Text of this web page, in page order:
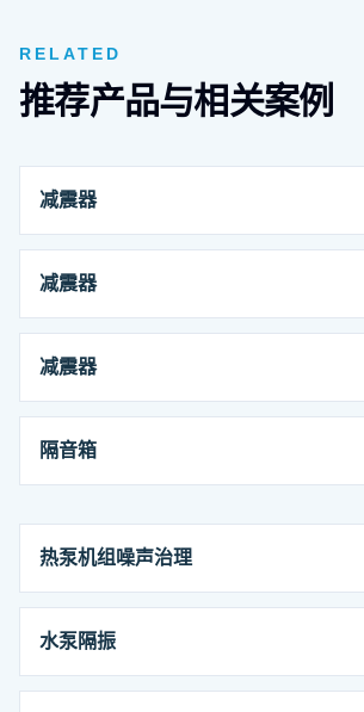
RELATED
推荐产品与相关案例
减震器
减震器
减震器
隔音箱
热泵机组噪声治理
水泵隔振